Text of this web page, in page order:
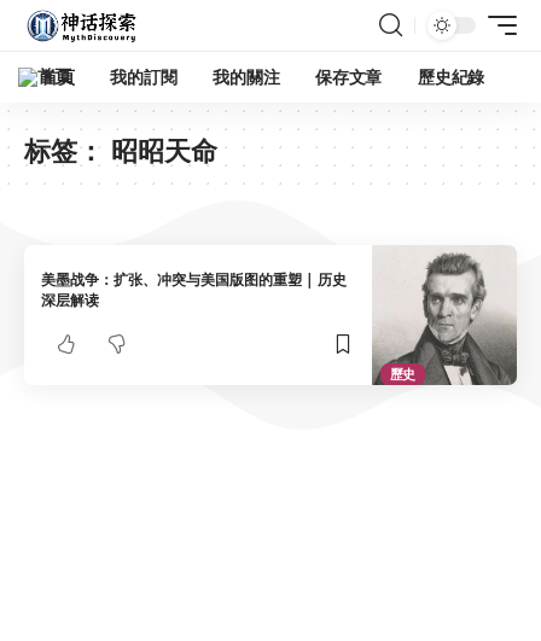
首頁 我的訂閱 我的關注 保存文章 歷史紀錄
标签： 昭昭天命
歷史
美墨战争：扩张、冲突与美国版图的重塑 | 历史
深层解读